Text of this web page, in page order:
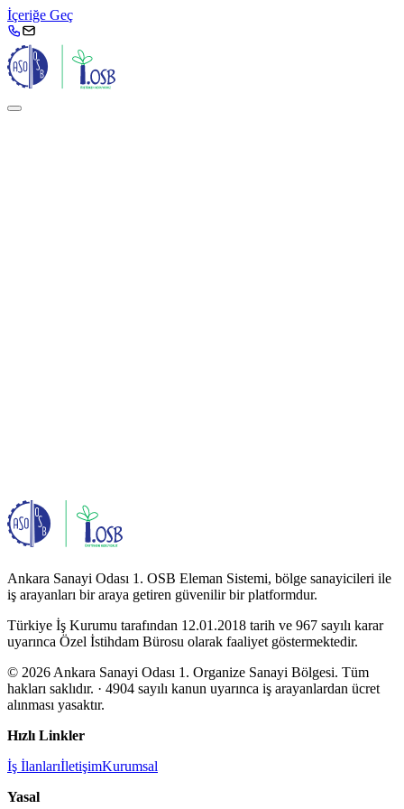
İçeriğe Geç
Ankara Sanayi Odası 1. OSB Eleman Sistemi, bölge sanayicileri ile
iş arayanları bir araya getiren güvenilir bir platformdur.
Türkiye İş Kurumu tarafından 12.01.2018 tarih ve 967 sayılı karar
uyarınca Özel İstihdam Bürosu olarak faaliyet göstermektedir.
© 2026 Ankara Sanayi Odası 1. Organize Sanayi Bölgesi. Tüm
hakları saklıdır. · 4904 sayılı kanun uyarınca iş arayanlardan ücret
alınması yasaktır.
Hızlı Linkler
İş İlanlarıİletişimKurumsal
Yasal